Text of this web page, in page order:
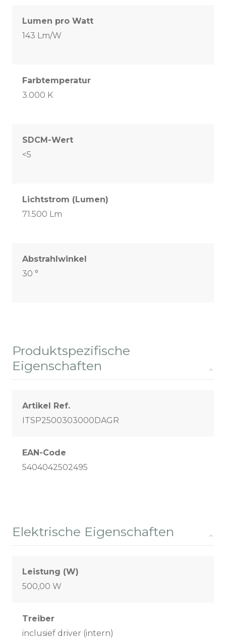
Lumen pro Watt
143 Lm/W
Farbtemperatur
3.000 K
SDCM-Wert
<5
Lichtstrom (Lumen)
71.500 Lm
Abstrahlwinkel
30 °
Produktspezifische
Eigenschaften
Artikel Ref.
ITSP2500303000DAGR
EAN-Code
5404042502495
Elektrische Eigenschaften
Leistung (W)
500,00 W
Treiber
inclusief driver (intern)